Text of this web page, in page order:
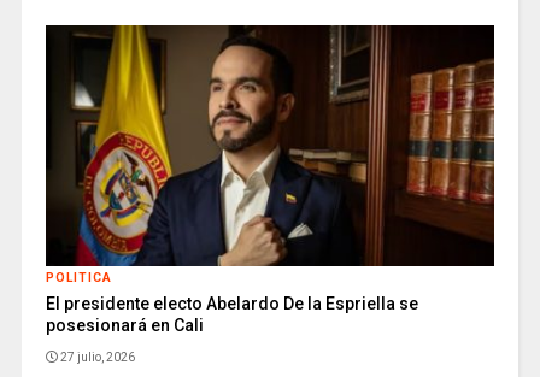
POLITICA
El presidente electo Abelardo De la Espriella se
posesionará en Cali
27 julio, 2026